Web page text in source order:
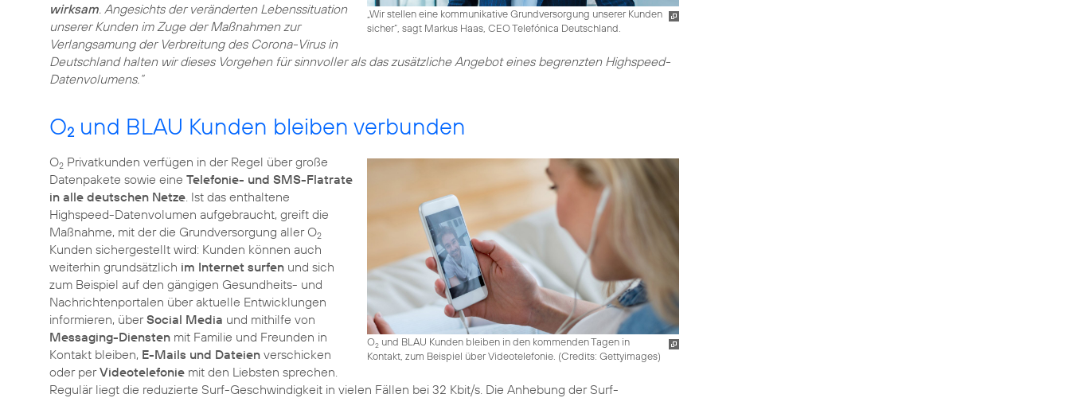
„Wir stellen eine kommunikative Grundversorgung unserer Kunden
sicher“, sagt Markus Haas, CEO Telefónica Deutschland.
wirksam. Angesichts der veränderten Lebenssituation
unserer Kunden im Zuge der Maßnahmen zur
Verlangsamung der Verbreitung des Corona-Virus in
Deutschland halten wir dieses Vorgehen für sinnvoller als das zusätzliche Angebot eines begrenzten Highspeed-
Datenvolumens.“
O2 und BLAU Kunden bleiben verbunden
O2und BLAU Kunden bleiben in den kommenden Tagen in
Kontakt, zum Beispiel über Videotelefonie. (Credits: Gettyimages)
O2 Privatkunden verfügen in der Regel über große
Datenpakete sowie eine Telefonie- und SMS-Flatrate
in alle deutschen Netze. Ist das enthaltene
Highspeed-Datenvolumen aufgebraucht, greift die
Maßnahme, mit der die Grundversorgung aller O2
Kunden sichergestellt wird: Kunden können auch
weiterhin grundsätzlich im Internet surfen und sich
zum Beispiel auf den gängigen Gesundheits- und
Nachrichtenportalen über aktuelle Entwicklungen
informieren, überSocial Media und mithilfe von
Messaging-Diensten mit Familie und Freunden in
Kontakt bleiben, E-Mails und Dateien verschicken
oder perVideotelefonie mit den Liebsten sprechen.
Regulär liegt die reduzierte Surf-Geschwindigkeit in vielen Fällen bei 32 Kbit/s. Die Anhebung der Surf-